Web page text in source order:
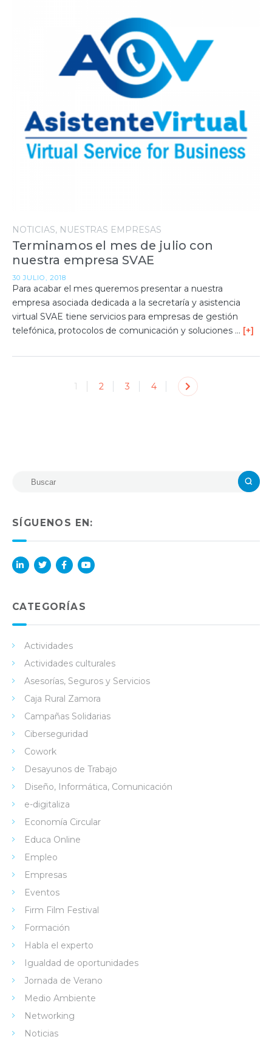
NOTICIAS NUESTRAS EMPRESAS
Terminamos el mes de julio con
nuestra empresa SVAE
30 JULIO, 2018
Para acabar el mes queremos presentar a nuestra
empresa asociada dedicada a la secretaría y asistencia
virtual SVAE tiene servicios para empresas de gestión
telefónica, protocolos de comunicación y soluciones … [+]
1 2 3 4
SÍGUENOS EN:
in
ok
e
CATEGORÍAS
Actividades
Actividades culturales
Asesorías, Seguros y Servicios
Caja Rural Zamora
Campañas Solidarias
Ciberseguridad
Cowork
Desayunos de Trabajo
Diseño, Informática, Comunicación
e-digitaliza
Economía Circular
Educa Online
Empleo
Empresas
Eventos
Firm Film Festival
Formación
Habla el experto
Igualdad de oportunidades
Jornada de Verano
Medio Ambiente
Networking
Noticias